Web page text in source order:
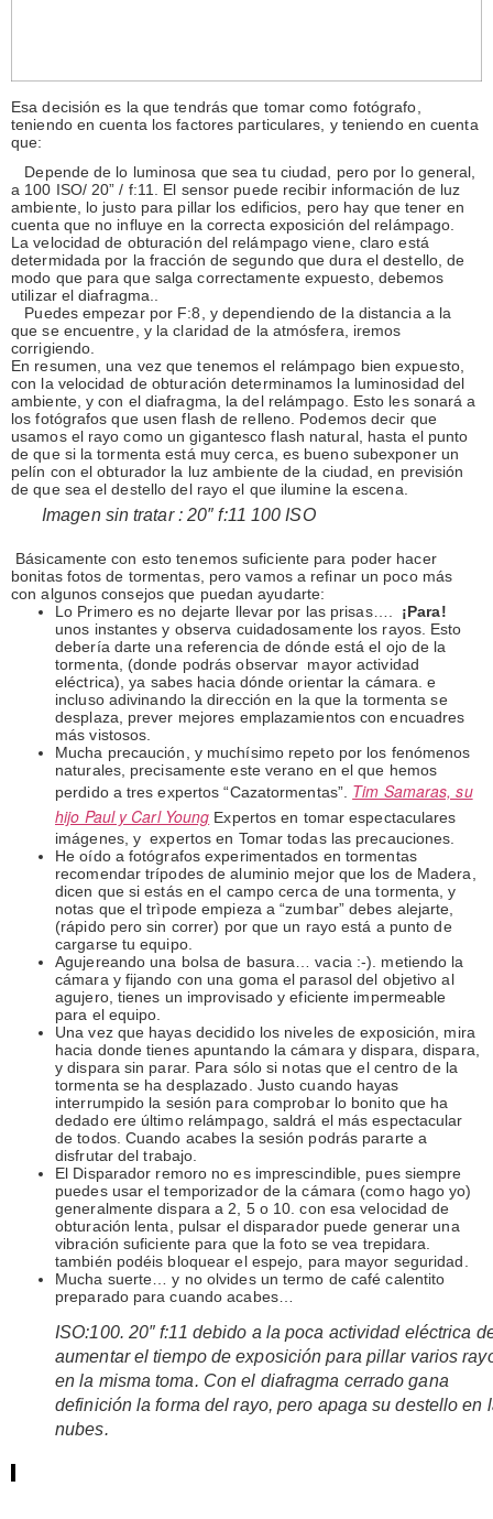
Esa decisión es la que tendrás que tomar como fotógrafo,
teniendo en cuenta los factores particulares, y teniendo en cuenta
que:
Depende de lo luminosa que sea tu ciudad, pero por lo general,
a 100 ISO/ 20” / f:11. El sensor puede recibir información de luz
ambiente, lo justo para pillar los edificios, pero hay que tener en
cuenta que no influye en la correcta exposición del relámpago.
La velocidad de obturación del relámpago viene, claro está
determidada por la fracción de segundo que dura el destello, de
modo que para que salga correctamente expuesto, debemos
utilizar el diafragma..
Puedes empezar por F:8, y dependiendo de la distancia a la
que se encuentre, y la claridad de la atmósfera, iremos
corrigiendo.
En resumen, una vez que tenemos el relámpago bien expuesto,
con la velocidad de obturación determinamos la luminosidad del
ambiente, y con el diafragma, la del relámpago. Esto les sonará a
los fotógrafos que usen flash de relleno. Podemos decir que
usamos el rayo como un gigantesco flash natural, hasta el punto
de que si la tormenta está muy cerca, es bueno subexponer un
pelín con el obturador la luz ambiente de la ciudad, en previsión
de que sea el destello del rayo el que ilumine la escena.
Imagen sin tratar : 20″ f:11 100 ISO
Básicamente con esto tenemos suficiente para poder hacer
bonitas fotos de tormentas, pero vamos a refinar un poco más
con algunos consejos que puedan ayudarte:
Lo Primero es no dejarte llevar por las prisas….
¡Para!
unos instantes y observa cuidadosamente los rayos. Esto
debería darte una referencia de dónde está el ojo de la
tormenta, (donde podrás observar mayor actividad
eléctrica), ya sabes hacia dónde orientar la cámara. e
incluso adivinando la dirección en la que la tormenta se
desplaza, prever mejores emplazamientos con encuadres
más vistosos.
Mucha precaución, y muchísimo repeto por los fenómenos
naturales, precisamente este verano en el que hemos
perdido a tres expertos “Cazatormentas”. Tim Samaras, su
hijo Paul y Carl Young Expertos en tomar espectaculares
imágenes, y expertos en Tomar todas las precauciones.
He oído a fotógrafos experimentados en tormentas
recomendar trípodes de aluminio mejor que los de Madera,
dicen que si estás en el campo cerca de una tormenta, y
notas que el trìpode empieza a “zumbar” debes alejarte,
(rápido pero sin correr) por que un rayo está a punto de
cargarse tu equipo.
Agujereando una bolsa de basura… vacia :-). metiendo la
cámara y fijando con una goma el parasol del objetivo al
agujero, tienes un improvisado y eficiente impermeable
para el equipo.
Una vez que hayas decidido los niveles de exposición, mira
hacia donde tienes apuntando la cámara y dispara, dispara,
y dispara sin parar. Para sólo si notas que el centro de la
tormenta se ha desplazado. Justo cuando hayas
interrumpido la sesión para comprobar lo bonito que ha
dedado ere último relámpago, saldrá el más espectacular
de todos. Cuando acabes la sesión podrás pararte a
disfrutar del trabajo.
El Disparador remoro no es imprescindible, pues siempre
puedes usar el temporizador de la cámara (como hago yo)
generalmente dispara a 2, 5 o 10. con esa velocidad de
obturación lenta, pulsar el disparador puede generar una
vibración suficiente para que la foto se vea trepidara.
también podéis bloquear el espejo, para mayor seguridad.
Mucha suerte… y no olvides un termo de café calentito
preparado para cuando acabes…
ISO:100. 20″ f:11 debido a la poca actividad eléctrica
aumentar el tiempo de exposición para pillar varios
en la misma toma. Con el diafragma cerrado gana
definición la forma del rayo, pero apaga su destello en
nubes.